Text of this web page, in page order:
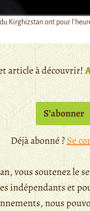
du Kirghizstan ont pour
article à découvrir!
S’abonner
Déjà abonné ?Se
vous soutenez le
indépendants et
nous